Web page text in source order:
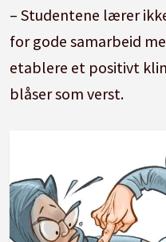
– Studentene lærer
for gode samarbeid
etablere et positivt
blåser som verst.